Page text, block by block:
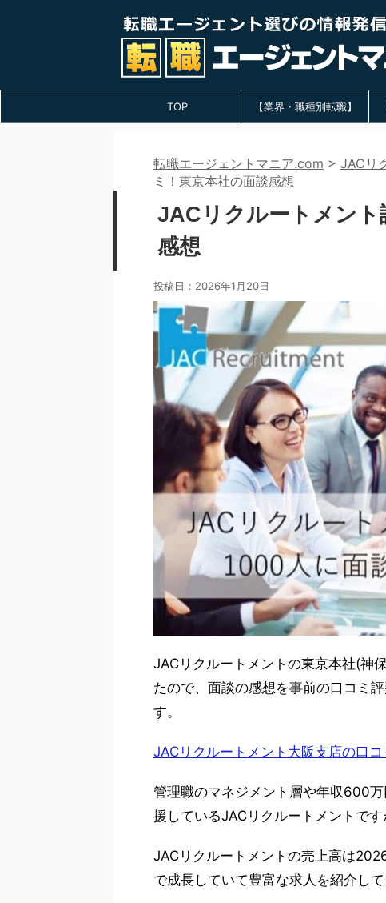
TOP 【業界・職種別転職】
転職エージェントマニア.com > JACリ
ミ！東京本社の面談感想
JACリクルートメント
感想
投稿日： 2026年1月20日
JACリクルートメントの東京本社(神
たので、面談の感想を事前の口コミ
す。
JACリクルートメント大阪支店の口コ
管理職のマネジメント層や年収600
援しているJACリクルートメントで
JACリクルートメントの売上高は
で成長していて豊富な求人を紹介し